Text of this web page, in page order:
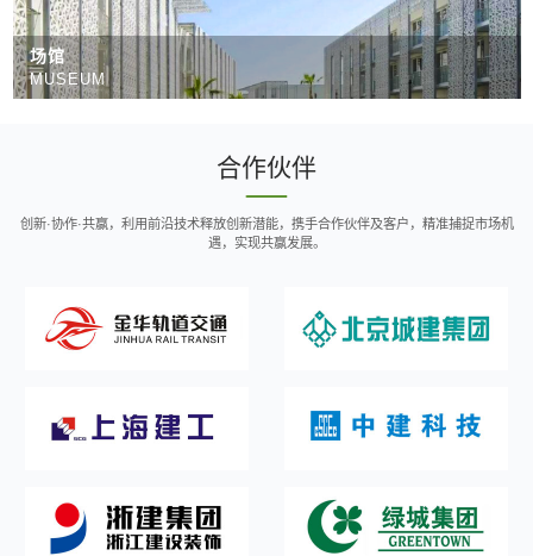
场馆
MUSEUM
合作伙伴
创新·协作·共赢，利用前沿技术释放创新潜能，携手合作伙伴及客户，精准捕捉市场机
遇，实现共赢发展。